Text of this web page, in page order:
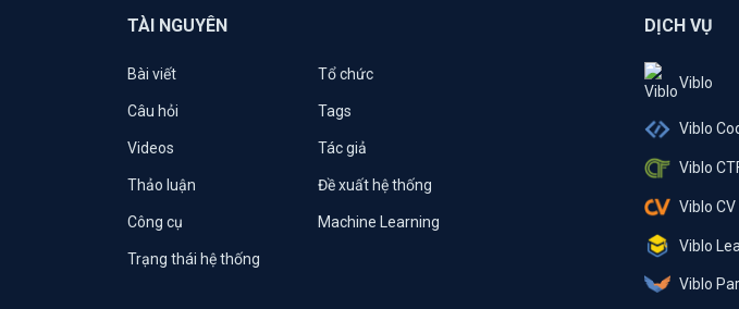
TÀI NGUYÊN
Bài viết Tổ chức
Câu hỏi Tags
Videos Tác giả
Thảo luận Đề xuất hệ thống
Công cụ Machine Learning
Trạng thái hệ thống
DỊCH VỤ
Viblo
Viblo
Viblo
Viblo CV
Viblo
Viblo